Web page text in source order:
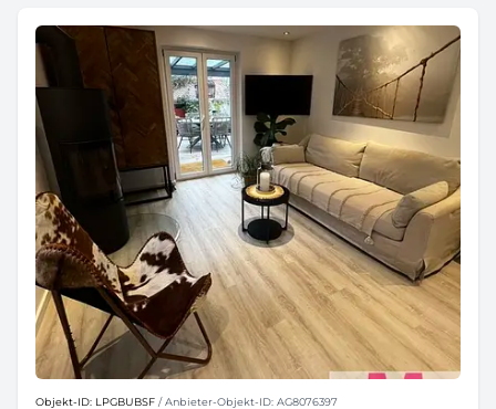
Objekt-ID: LPGBUBSF / Anbieter-Objekt-ID: AG8076397